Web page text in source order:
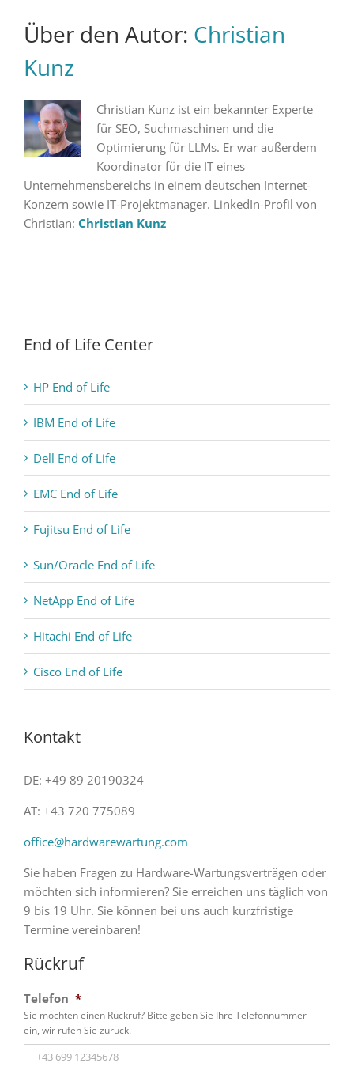
Über den Autor: Christian
Kunz
Christian Kunz ist ein bekannter Experte
für SEO, Suchmaschinen und die
Optimierung für LLMs. Er war außerdem
Koordinator für die IT eines
Unternehmensbereichs in einem deutschen Internet-
Konzern sowie IT-Projektmanager. LinkedIn-Profil von
Christian: Christian Kunz
End of Life Center
HP End of Life
IBM End of Life
Dell End of Life
EMC End of Life
Fujitsu End of Life
Sun/Oracle End of Life
NetApp End of Life
Hitachi End of Life
Cisco End of Life
Kontakt
DE: +49 89 20190324
AT: +43 720 775089
office@hardwarewartung.com
Sie haben Fragen zu Hardware-Wartungsverträgen oder
möchten sich informieren? Sie erreichen uns täglich von
9 bis 19 Uhr. Sie können bei uns auch kurzfristige
Termine vereinbaren!
Rückruf
Telefon *
Sie möchten einen Rückruf? Bitte geben Sie Ihre Telefonnummer
ein, wir rufen Sie zurück.